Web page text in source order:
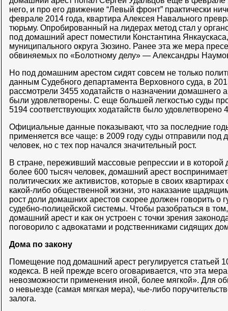
него, и про его движение “Левый фронт” практически
феврале 2014 года, квартира Алексея Навального
тюрьму. Опробированный на лидерах метод стал у
под домашний арест поместили Константина
муниципального округа Зюзино. Ранее эта же мера
обвиняемых по «Болотному делу» — Александры
Но под домашним арестом сидят совсем не только
данным Судебного департамента Верховного суда, в
рассмотрели 3455 ходатайств о назначении домашнего
были удовлетворены. С еще большей легкостью суды
5194 соответствующих ходатайств было удовлетворено
Официальные данные показывают, что за последние
применяется все чаще: в 2009 году суды отправили под
человек, но с тех пор начался значительный рост.
В стране, переживший массовые репрессии и в которой
более 600 тысяч человек, домашний арест
политических же активистов, которые в своих
какой-либо общественной жизни, это наказание
рост доли домашних арестов скорее должен говорить о
судебно-полицейской системы. Чтобы разобраться в
домашний арест и как он устроен с точки зрения
поговорило с адвокатами и родственниками сидящих
Дома по закону
Помещение под домашний арест регулируется статьей
кодекса. В ней прежде всего оговаривается, что эта
невозможности применения иной, более мягкой». Для
о невыезде (самая мягкая мера), чье-либо
залога.